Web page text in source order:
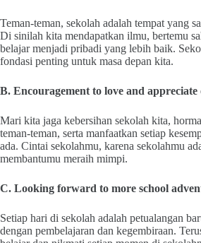
Teman-teman, sekolah adalah tempat yang
Di sinilah kita mendapatkan ilmu, bertemu
belajar menjadi pribadi yang lebih baik.
fondasi penting untuk masa depan kita.
B. Encouragement to love and appreciate
Mari kita jaga kebersihan sekolah kita,
teman-teman, serta manfaatkan setiap
ada. Cintai sekolahmu, karena sekolahmu
membantumu meraih mimpi.
C. Looking forward to more school
Setiap hari di sekolah adalah petualangan
dengan pembelajaran dan kegembiraan.